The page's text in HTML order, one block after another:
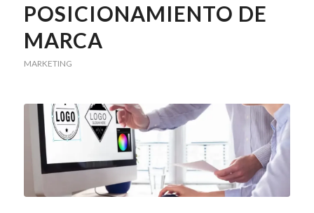
POSICIONAMIENTO DE
MARCA
MARKETING